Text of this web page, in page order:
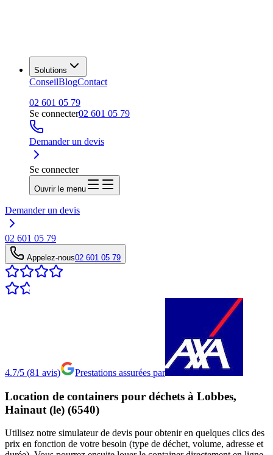
Solutions
ConseilBlogContact
02 601 05 79
Se connecter02 601 05 79
Demander un devis
Se connecter
Ouvrir le menu
Demander un devis
02 601 05 79
Appelez-nous02 601 05 79
4.7/5 (81 avis) Prestations assurées par
Location de containers pour déchets à Lobbes,
Hainaut (le) (6540)
Utilisez notre simulateur de devis pour obtenir en quelques clics des
prix en fonction de votre besoin (type de déchet, volume, adresse et